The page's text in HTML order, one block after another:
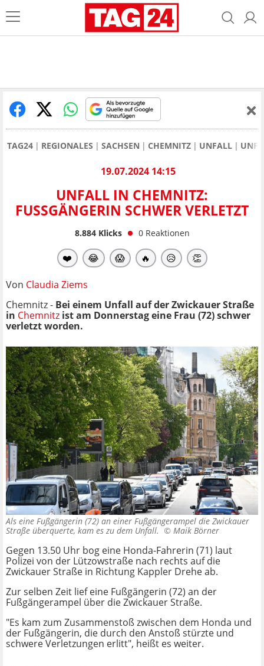
TAG24 REGIONALES SACHSEN CHEMNITZ UNFALL
19.07.2024 14:15
UNFALL IN CHEMNITZ:
FUSSGÄNGERIN SCHWER VERLETZT
8.884Klicks 0 Reaktionen
❤️ 😂 😱 🔥 😥 👏
Von Claudia Ziems
Chemnitz - Bei einem Unfall auf der Zwickauer Straße
in Chemnitz ist am Donnerstag eine Frau (72) schwer
verletzt worden.
Als eine Fußgängerin (72) an einer Fußgängerampel die Zwickauer
Straße überquerte, kam es zu dem Unfall. © Maik Börner
Gegen 13.50 Uhr bog eine Honda-Fahrerin (71) laut
Polizei von der Lützowstraße nach rechts auf die
Zwickauer Straße in Richtung Kappler Drehe ab.
Zur selben Zeit lief eine Fußgängerin (72) an der
Fußgängerampel über die Zwickauer Straße.
"Es kam zum Zusammenstoß zwischen dem Honda und
der Fußgängerin, die durch den Anstoß stürzte und
schwere Verletzungen erlitt", heißt es weiter.